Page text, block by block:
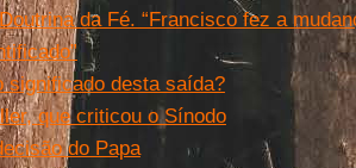
da Fé. “Francisco fez a
significado desta saída?
que criticou o Sínodo
do Papa